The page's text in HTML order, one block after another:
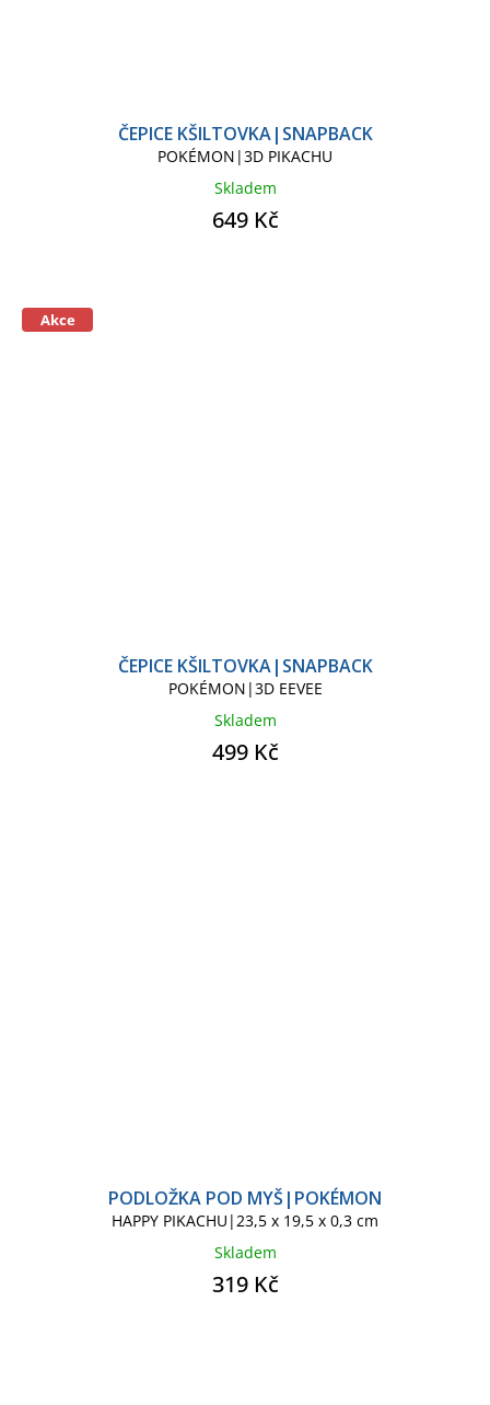
ČEPICE KŠILTOVKA|SNAPBACK
POKÉMON|3D PIKACHU
Skladem
649 Kč
Akce
ČEPICE KŠILTOVKA|SNAPBACK
POKÉMON|3D EEVEE
Skladem
499 Kč
PODLOŽKA POD MYŠ|POKÉMON
HAPPY PIKACHU|23,5 x 19,5 x 0,3 cm
Skladem
319 Kč